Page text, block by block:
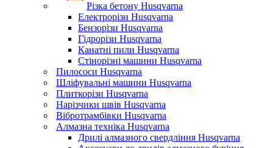
Різка бетону Husqvarna
Електрорізи Husqvarna
Бензорізи Husqvarna
Гідрорізи Husqvarna
Канатні пили Husqvarna
Стінорізні машини Husqvarna
Пилососи Husqvarna
Шліфувальні машини Husqvarna
Плиткорізи Husqvarna
Нарізчики швів Husqvarna
Вібротрамбівки Husqvarna
Алмазна техніка Husqvarna
Дрилі алмазного свердління Husqvarna